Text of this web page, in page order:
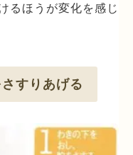
るほうが変化を感じ
すりあげる